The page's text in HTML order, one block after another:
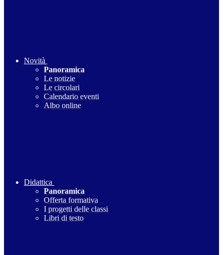
Novità
Panoramica
Le notizie
Le circolari
Calendario eventi
Albo online
Didattica
Panoramica
Offerta formativa
I progetti delle classi
Libri di testo